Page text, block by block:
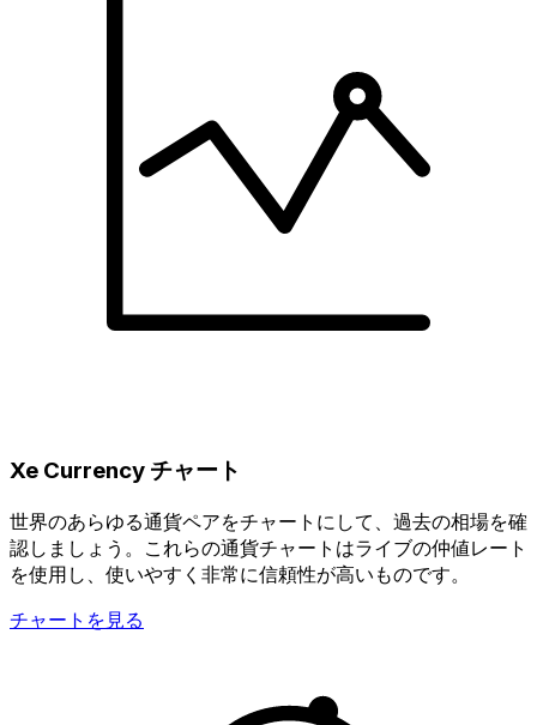
Xe Currency チャート
世界のあらゆる通貨ペアをチャートにして、過去の相場を確
認しましょう。これらの通貨チャートはライブの仲値レート
を使用し、使いやすく非常に信頼性が高いものです。
チャートを見る